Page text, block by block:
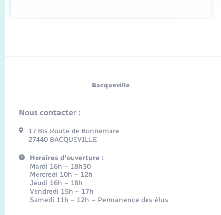
Bacqueville
Nous contacter :
17 Bis Route de Bonnemare
27440 BACQUEVILLE
Horaires d'ouverture :
Mardi 16h – 18h30
Mercredi 10h – 12h
Jeudi 16h – 18h
Vendredi 15h – 17h
Samedi 11h – 12h – Permanence des élus